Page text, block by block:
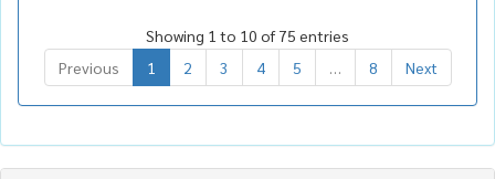
Showing 1 to 10 of 75 entries
Previous
1 2 3 4 5 8 Next